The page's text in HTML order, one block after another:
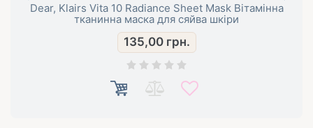
Dear, Klairs Vita 10 Radiance Sheet Mask Вітамінна
тканинна маска для сяйва шкіри
135,00 грн.